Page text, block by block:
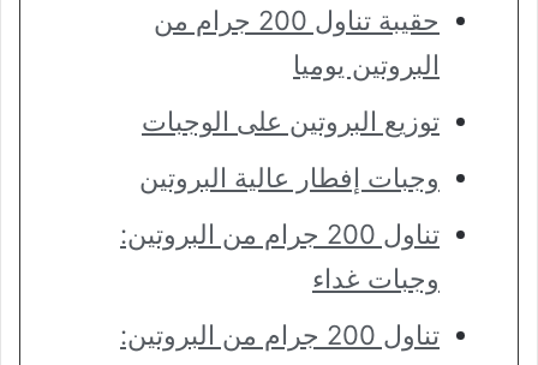
حقيبة تناول 200 جرام من
البروتين يوميا
توزيع البروتين على الوجبات
وجبات إفطار عالية البروتين
تناول 200 جرام من البروتين:
وجبات غداء
تناول 200 جرام من البروتين: